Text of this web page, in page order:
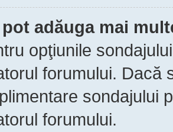
pot adăuga mai
opţiunile
forumului. Dacă
sondajului
forumului.